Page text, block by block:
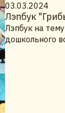
03.03.2024
Лэпбук
Лэпбук на
дошкольного